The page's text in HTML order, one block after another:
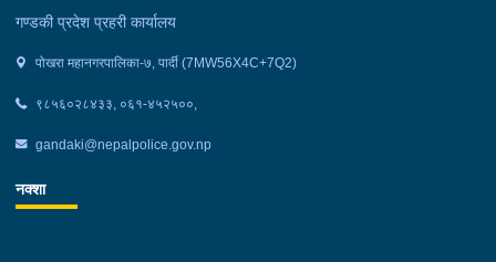
गण्डकी प्रदेश प्रहरी कार्यालय
पोखरा महानगरपालिका-७, पार्दी (7MW56X4C+7Q2)
९८५६०२८४३३, ०६१-४५२५००,
gandaki@nepalpolice.gov.np
नक्शा